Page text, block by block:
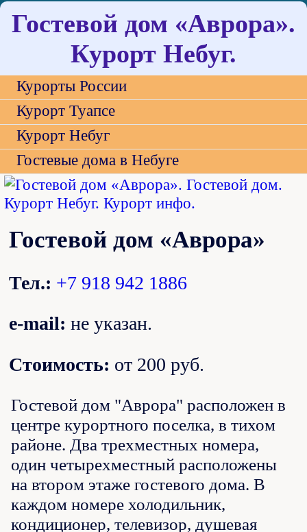
Гостевой дом «Аврора».
Курорт Небуг.
Курорты России
Курорт Туапсе
Курорт Небуг
Гостевые дома в Небуге
Гостевой дом «Аврора»
Тел.: +7 918 942 1886
e-mail: не указан.
Стоимость: от 200 руб.
Гостевой дом "Аврора" расположен в
центре курортного поселка, в тихом
районе. Два трехместных номера,
один четырехместный расположены
на втором этаже гостевого дома. В
каждом номере холодильник,
кондиционер, телевизор, душевая